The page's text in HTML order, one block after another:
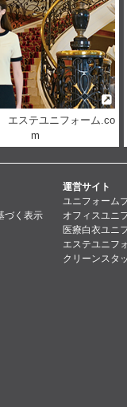
ユニフォーム.co
m
づく表示
運営サイト
ユニフォーム
オフィスユニ
医療白衣ユニ
エステユニフ
クリーンスタ